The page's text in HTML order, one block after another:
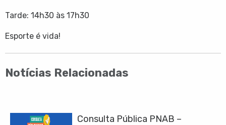
Tarde: 14h30 às 17h30
Esporte é vida!
Notícias Relacionadas
Consulta Pública PNAB –